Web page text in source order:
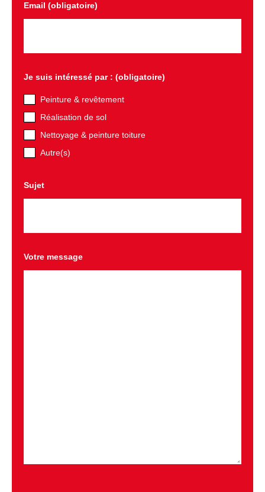
Email (obligatoire)
Je suis intéressé par : (obligatoire)
Peinture & revêtement
Réalisation de sol
Nettoyage & peinture toiture
Autre(s)
Sujet
Votre message